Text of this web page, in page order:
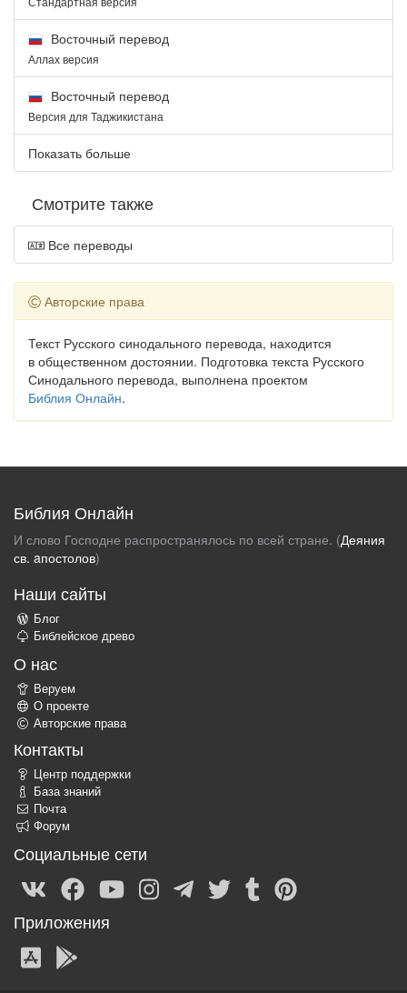
Восточный перевод
Аллах версия
Восточный перевод
Версия для Таджикистана
Показать больше
Смотрите также
Все переводы
Авторские права
Текст Русского синодального перевода, находится
в общественном достоянии. Подготовка текста Русского
Синодального перевода, выполнена проектом
Библия Онлайн.
Библия Онлайн
И слово Господне распространялось по всей стране. (Деяния
св. aпостолов)
Наши сайты
Блог
Библейское древо
О нас
Веруем
О проекте
Авторские права
Контакты
Центр поддержки
База знаний
Почта
Форум
Социальные сети
Приложения